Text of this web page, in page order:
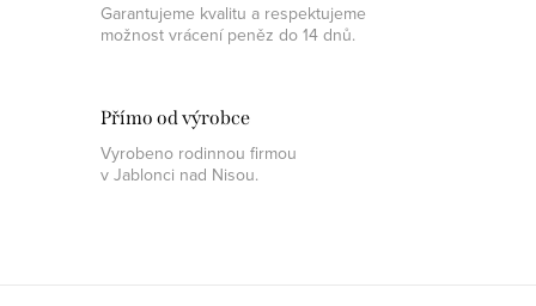
Garantujeme kvalitu a respektujeme
možnost vrácení peněz do 14 dnů.
Přímo od výrobce
Vyrobeno rodinnou firmou
v Jablonci nad Nisou.